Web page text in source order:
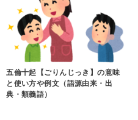
五倫十起【ごりんじっき】の意味
と使い方や例文（語源由来・出
典・類義語）